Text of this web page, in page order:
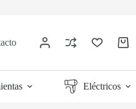
Eléctricos